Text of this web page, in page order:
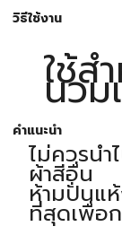
วิธีใช้งาน
ใช้ส
นว
คำแนะนำ
ไม่ควรน
ผ้าสีอื่น
ห้ามปั่นแ
ที่สุดเพื่อ